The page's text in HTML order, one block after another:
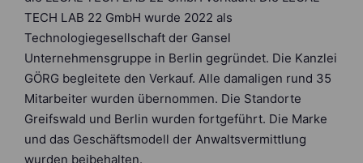
TECH LAB 22 GmbH wurde 2022 als
Technologiegesellschaft der Gansel
Unternehmensgruppe in Berlin gegründet. Die Kanzlei
GÖRG begleitete den Verkauf. Alle damaligen rund 35
Mitarbeiter wurden übernommen. Die Standorte
Greifswald und Berlin wurden fortgeführt. Die Marke
und das Geschäftsmodell der Anwaltsvermittlung
wurden beibehalten.